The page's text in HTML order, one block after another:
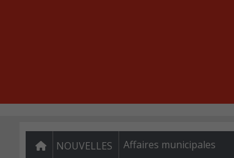
NOUVELLES Affaires municipales